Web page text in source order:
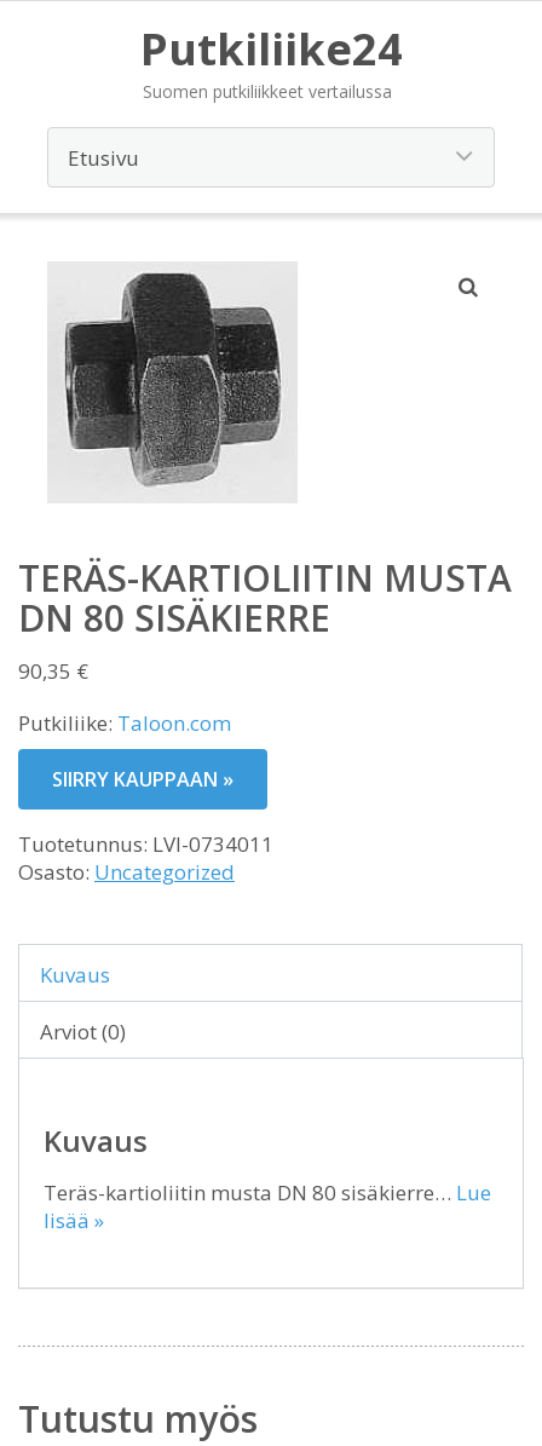
Putkiliike24
Suomen putkiliikkeet vertailussa
TERÄS-KARTIOLIITIN MUSTA
DN 80 SISÄKIERRE
90,35 €
Putkiliike: Taloon.com
SIIRRY KAUPPAAN »
Tuotetunnus: LVI-0734011
Osasto: Uncategorized
Kuvaus
Arviot (0)
Kuvaus
Teräs-kartioliitin musta DN 80 sisäkierre… Lue
lisää »
Tutustu myös